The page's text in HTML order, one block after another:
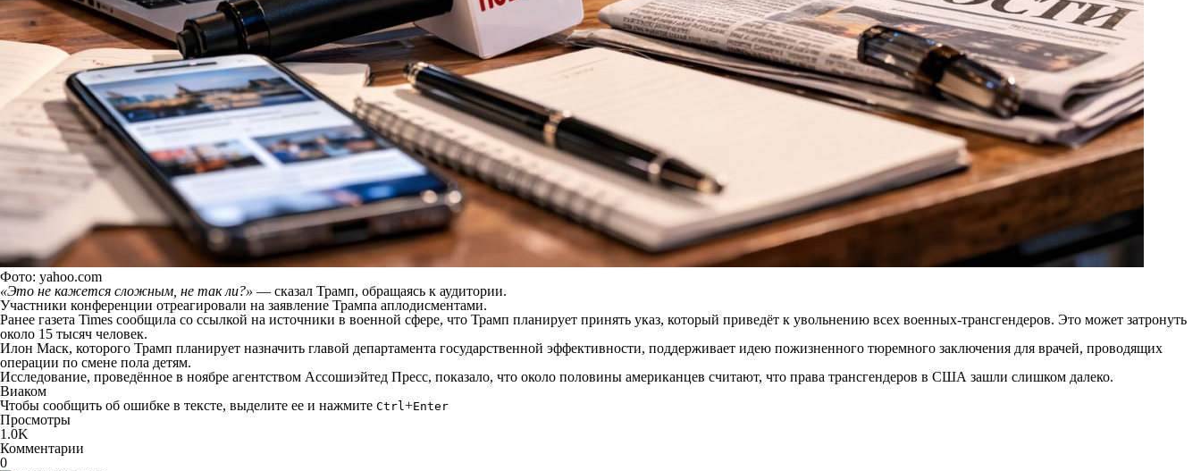
Фото: yahoo.com
«Это не кажется сложным, не так ли?» — сказал Трамп, обращаясь к аудитории.
Участники конференции отреагировали на заявление Трампа аплодисментами.
Ранее газета Times сообщила со ссылкой на источники в военной сфере, что Трамп планирует принять указ, который приведёт к увольнению всех военных-трансгендеров. Это может затронуть
около 15 тысяч человек.
Илон Маск, которого Трамп планирует назначить главой департамента государственной эффективности, поддерживает идею пожизненного тюремного заключения для врачей, проводящих
операции по смене пола детям.
Исследование, проведённое в ноябре агентством Ассошиэйтед Пресс, показало, что около половины американцев считают, что права трансгендеров в США зашли слишком далеко.
Виаком
Чтобы сообщить об ошибке в тексте, выделите ее и нажмите Ctrl+Enter
Просмотры
1.0K
Комментарии
0